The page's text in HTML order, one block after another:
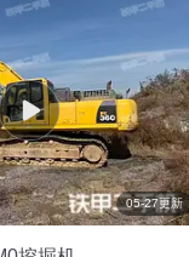
05-27更新